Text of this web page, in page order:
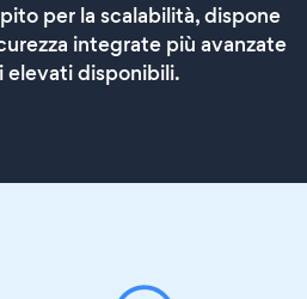
per la scalabilità, dispone
integrate più avanzate
elevati disponibili.